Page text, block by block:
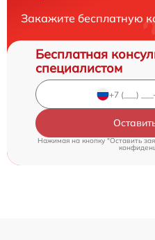
Закажите бесплатную
Бесплатная
специалистом
Нажимая на кнопку "Оставить